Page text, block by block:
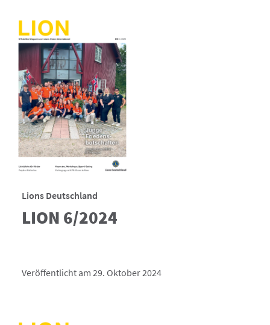
Lions Deutschland
LION 6/2024
Veröffentlicht am 29. Oktober 2024